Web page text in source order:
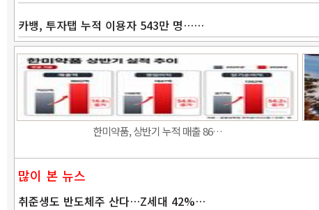
카뱅, 투자탭 누적 이용자 543만 명……
한미약품, 상반기 누적 매출 86…
많이 본 뉴스
취준생도 반도체주 산다…Z세대 42%…